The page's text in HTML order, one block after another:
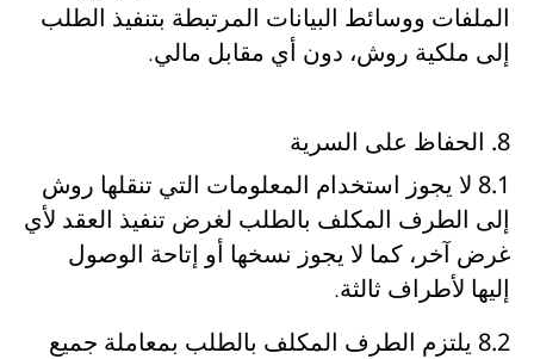
الملفات ووسائط البيانات المرتبطة بتنفيذ الطلب
إلى ملكية روش، دون أي مقابل مالي.
8. الحفاظ على السرية
8.1 لا يجوز استخدام المعلومات التي تنقلها روش
إلى الطرف المكلف بالطلب لغرض تنفيذ العقد لأي
غرض آخر، كما لا يجوز نسخها أو إتاحة الوصول
إليها لأطراف ثالثة.
8.2 يلتزم الطرف المكلف بالطلب بمعاملة جميع